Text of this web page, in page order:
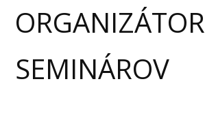
ORGANIZÁTOR
SEMINÁROV